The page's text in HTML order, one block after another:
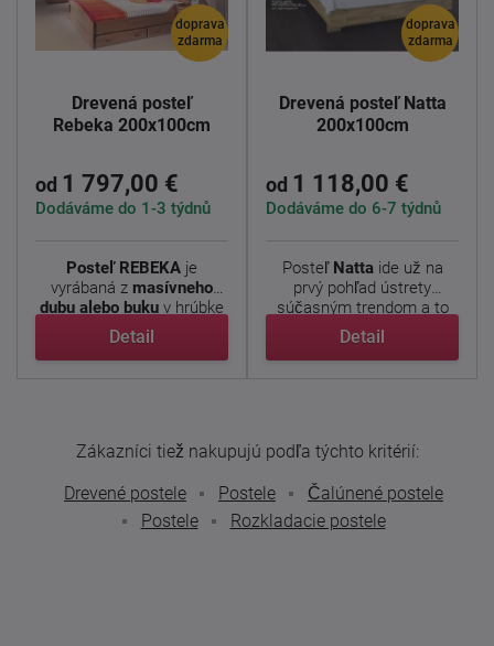
doprava
zdarma
Drevená posteľ
Rebeka 200x100cm
od 1 797,00 €
Dodáváme do 1-3 týdnů
Posteľ REBEKA je
vyrábaná z masívneho
dubu alebo buku v hrúbke
...
Detail
doprava
zdarma
Drevená posteľ Natta
200x100cm
od 1 118,00 €
Dodáváme do 6-7 týdnů
Posteľ Nattaide už na
prvý pohľad ústrety
súčasným trendom a to
vďaka ...
Detail
Zákazníci tiež nakupujú podľa týchto kritérií:
Drevené postele
Postele
Čalúnené postele
Postele
Rozkladacie postele